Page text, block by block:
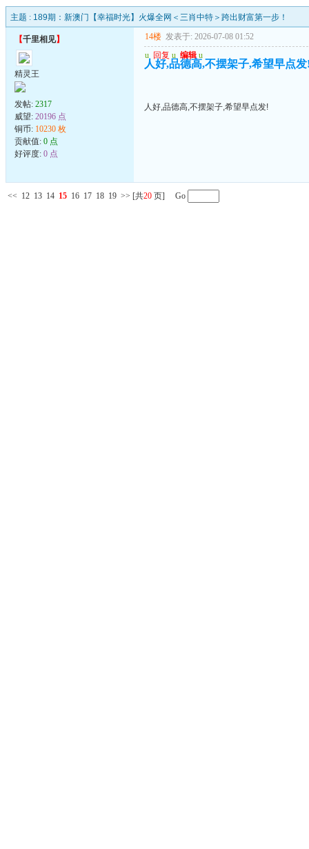
主题 : 189期：新澳门【幸福时光】火爆全网＜三肖中特＞跨出财富第一步！
【千里相见】
精灵王
发帖: 2317
威望: 20196 点
铜币: 10230 枚
贡献值: 0 点
好评度: 0 点
14楼 发表于: 2026-07-08 01:52
u 回复 u 编辑 u
人好,品德高,不摆架子,希望早点
人好,品德高,不摆架子,希望早点发!
<< 12 13 14 15 16 17 18 19 >> [共20 页] Go